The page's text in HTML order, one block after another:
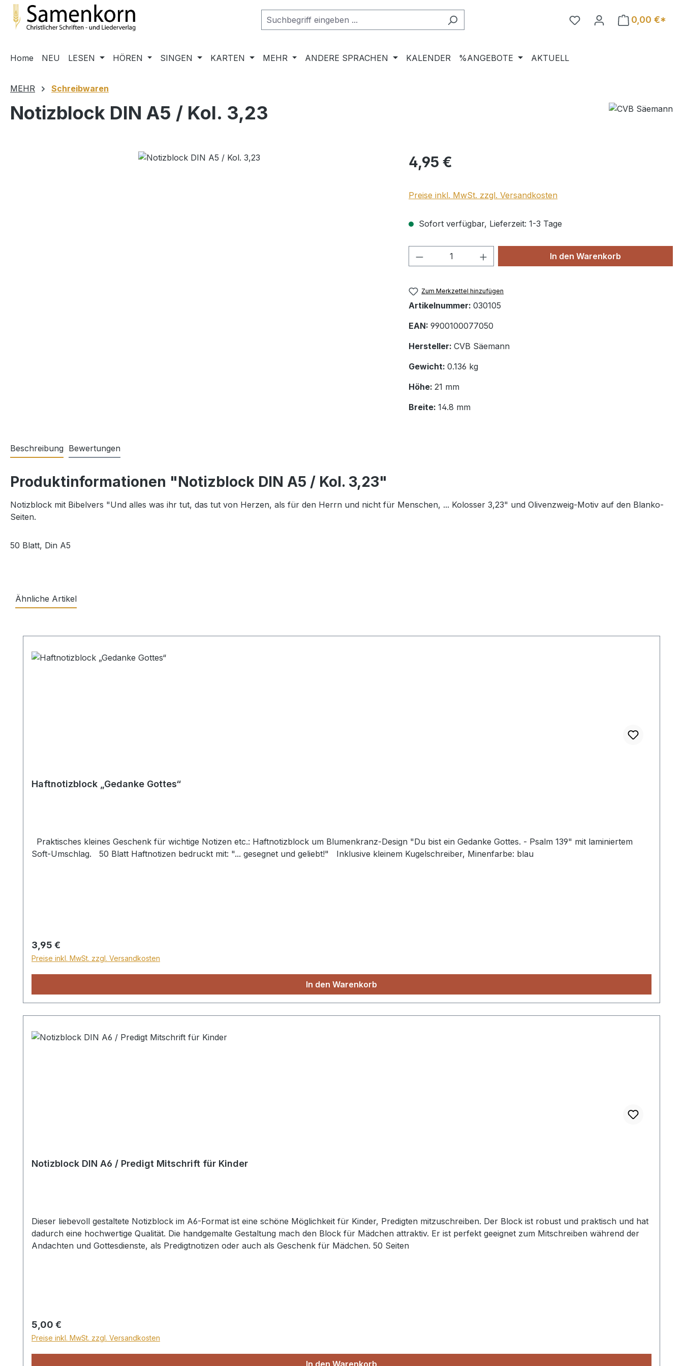
Hauptinhalt springen
Zur Suche springen
Zur Hauptnavigation springen
0,00 €*
Home NEU LESEN HÖREN SINGEN KARTEN MEHR ANDERE SPRACHEN KALENDER %ANGEBOTE AKTUELL
MEHR Schreibwaren
Notizblock DIN A5 / Kol. 3,23
Regulärer Preis:
4,95 €
Preise inkl. MwSt. zzgl. Versandkosten
Sofort verfügbar, Lieferzeit: 1-3 Tage
Produkt Anzahl: Gib den gewünschten Wert
In den Warenkorb
Zum Merkzettel hinzufügen
Artikelnummer: 030105
EAN: 9900100077050
Hersteller: CVB Säemann
Gewicht: 0.136 kg
Höhe: 21 mm
Breite: 14.8 mm
Beschreibung Bewertungen
Produktinformationen "Notizblock DIN A5 / Kol. 3,23"
Notizblock mit Bibelvers "Und alles was ihr tut, das tut von Herzen, als für den Herrn und nicht für Menschen, ... Kolosser 3,23" und Olivenzweig-Motiv auf den Blanko-
Seiten.
50 Blatt, Din A5
Ähnliche Artikel
Haftnotizblock „Gedanke Gottes“
Praktisches kleines Geschenk für wichtige Notizen etc.: Haftnotizblock um Blumenkranz-Design "Du bist ein Gedanke Gottes. - Psalm 139" mit laminiertem
Soft-Umschlag. 50 Blatt Haftnotizen bedruckt mit: "... gesegnet und geliebt!" Inklusive kleinem Kugelschreiber, Minenfarbe: blau
Regulärer Preis:
3,95 €
Preise inkl. MwSt. zzgl. Versandkosten
In den Warenkorb
Notizblock DIN A6 / Predigt Mitschrift für Kinder
Dieser liebevoll gestaltete Notizblock im A6-Format ist eine schöne Möglichkeit für Kinder, Predigten mitzuschreiben. Der Block ist robust und praktisch und hat
dadurch eine hochwertige Qualität. Die handgemalte Gestaltung mach den Block für Mädchen attraktiv. Er ist perfekt geeignet zum Mitschreiben während der
Andachten und Gottesdienste, als Predigtnotizen oder auch als Geschenk für Mädchen. 50 Seiten
Regulärer Preis:
5,00 €
Preise inkl. MwSt. zzgl. Versandkosten